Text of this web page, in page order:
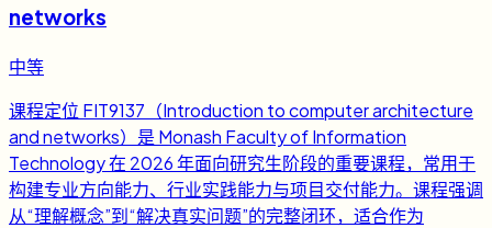
networks
中等
课程定位 FIT9137（Introduction to computer architecture
and networks）是 Monash Faculty of Information
Technology 在 2026 年面向研究生阶段的重要课程，常用于
构建专业方向能力、行业实践能力与项目交付能力。课程强调
从“理解概念”到“解决真实问题”的完整闭环，适合作为